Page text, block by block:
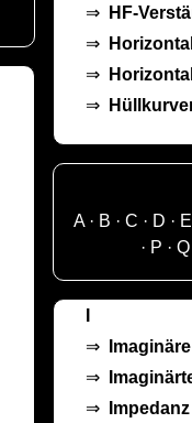
⇒
HF-
⇒
⇒
⇒
A· B · C · D · E
· P ·Q
⇒
⇒
⇒
Impedanz